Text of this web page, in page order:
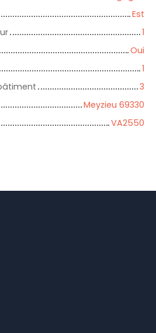
Est
1
Oui
1
3
Meyzieu 69330
VA2550